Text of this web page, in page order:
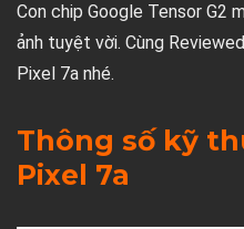
Con chip Google Tensor G2
ảnh tuyệt vời. Cùng
Pixel 7a nhé.
Thông số kỹ
Pixel 7a